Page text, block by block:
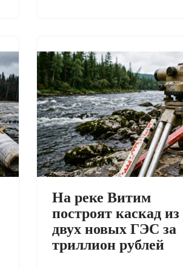
На реке Витим
построят каскад из
двух новых ГЭС за
триллион рублей